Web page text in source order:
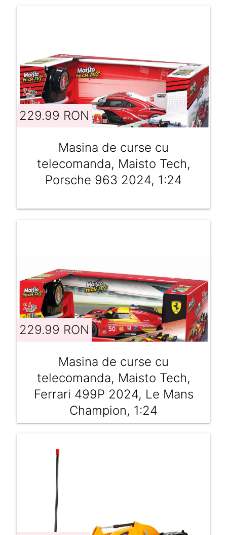
229.99 RON
Masina de curse cu
telecomanda, Maisto Tech,
Porsche 963 2024, 1:24
229.99 RON
Masina de curse cu
telecomanda, Maisto Tech,
Ferrari 499P 2024, Le Mans
Champion, 1:24